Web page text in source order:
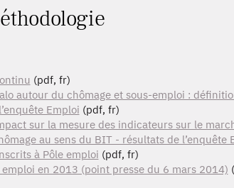
(pdf, fr)
autour du chômage et sous-emploi :
Emploi (pdf, fr)
sur la mesure des indicateurs sur le
au sens du BIT - résultats de
à Pôle emploi (pdf, fr)
en 2013 (point presse du 6 mars 2014)